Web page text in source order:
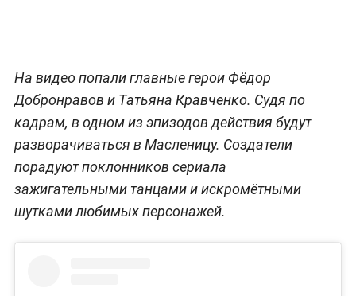
На видео попали главные герои Фёдор
Добронравов и Татьяна Кравченко. Судя по
кадрам, в одном из эпизодов действия будут
разворачиваться в Масленицу. Создатели
порадуют поклонников сериала
зажигательными танцами и искромётными
шутками любимых персонажей.